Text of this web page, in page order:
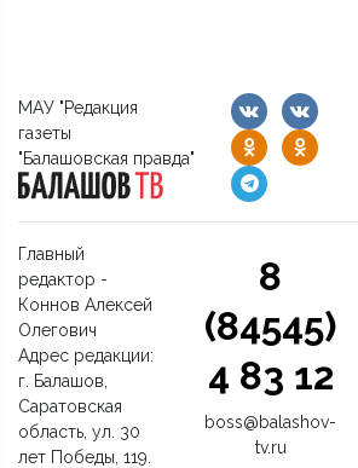
МАУ "Редакция
газеты
"Балашовская правда"
Главный
редактор -
Коннов Алексей
Олегович
Адрес редакции:
г. Балашов,
Саратовская
область, ул. 30
лет Победы, 119.
8
(84545)
4 83 12
boss@balashov-
tv.ru